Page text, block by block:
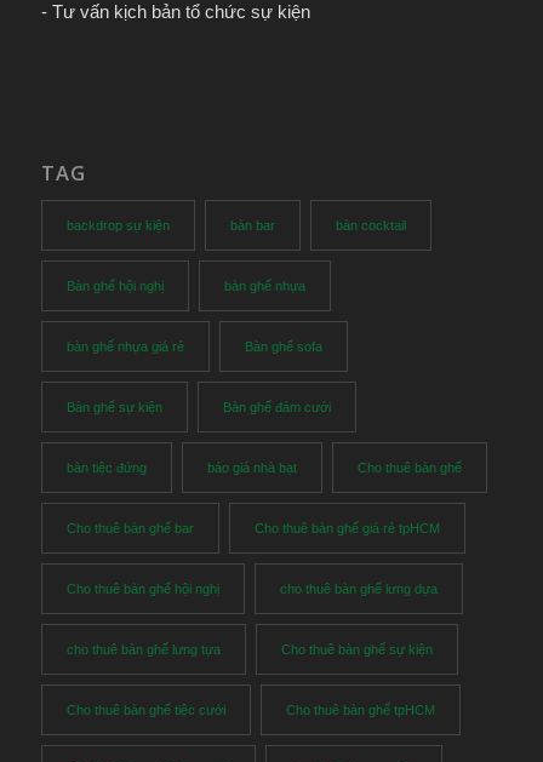
- Tư vấn kịch bản tổ chức sự kiện
TAG
backdrop sự kiện bàn bar bàn cocktail
Bàn ghế hội nghị bàn ghế nhựa
bàn ghế nhựa giá rẻ Bàn ghế sofa
Bàn ghế sự kiện Bàn ghế đám cưới
bàn tiệc đứng báo giá nhà bạt Cho thuê bàn ghế
Cho thuê bàn ghế bar Cho thuê bàn ghế giá rẻ tpHCM
Cho thuê bàn ghế hội nghị cho thuê bàn ghế lưng dựa
cho thuê bàn ghế lưng tựa Cho thuê bàn ghế sự kiện
Cho thuê bàn ghế tiệc cưới Cho thuê bàn ghế tpHCM